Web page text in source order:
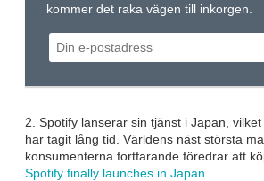
kommer det raka vägen till inkorgen.
2. Spotify lanserar sin tjänst i Japan,
har tagit lång tid. Världens näst största
konsumenterna fortfarande föredrar att
Spotify finally launches in Japan